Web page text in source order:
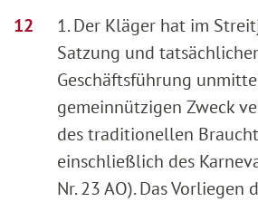
1. Der Kläger hat im
Satzung und
Geschäftsführung
gemeinnützigen Zweck
des traditionellen
einschließlich des
Nr. 23 AO). Das